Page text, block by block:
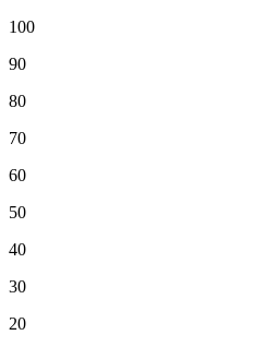
100
90
80
70
60
50
40
30
20